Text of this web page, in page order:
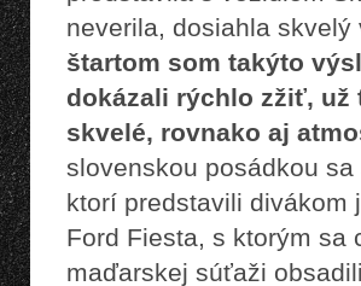
neverila, dosiahla skvelý
štartom som takýto
dokázali rýchlo zžiť, už
skvelé, rovnako aj
slovenskou posádkou
ktorí predstavili divákom
Ford Fiesta, s ktorým sa
maďarskej súťaži